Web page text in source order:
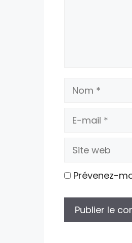
Nom
E-
Site
Prévenez-